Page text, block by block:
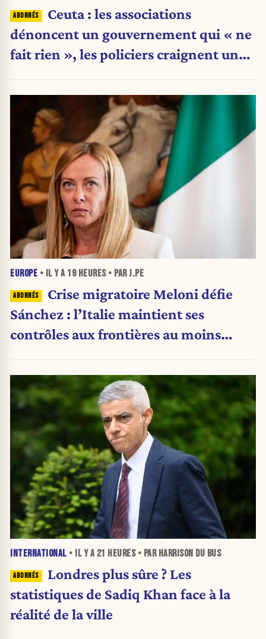
Ceuta : les associations
dénoncent un gouvernement qui « ne
fait rien », les policiers craignent une
EUROPE • IL Y A 19 HEURES• PAR J.PE
Crise migratoire Meloni défie
Sánchez : l’Italie maintient ses
contrôles aux frontières au moins
INTERNATIONAL • IL Y A 21 HEURES• PAR HARRISON DU BUS
Londres plus sûre ? Les
statistiques de Sadiq Khan face à la
réalité de la ville